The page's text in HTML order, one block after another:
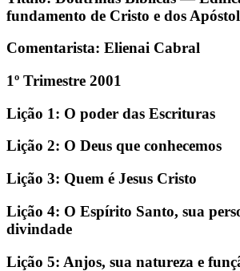
fundamento de Cristo e dos
Comentarista: Elienai Cabral
1º Trimestre 2001
Lição 1: O poder das Escrituras
Lição 2: O Deus que conhecemos
Lição 3: Quem é Jesus Cristo
Lição 4: O Espírito Santo, sua
divindade
Lição 5: Anjos, sua natureza e